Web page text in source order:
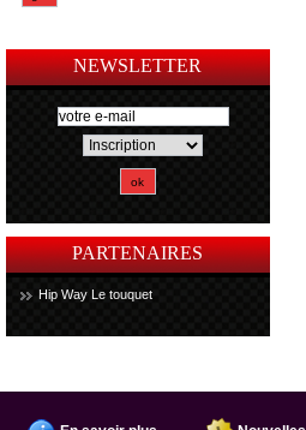
NEWSLETTER
PARTENAIRES
Hip Way Le touquet